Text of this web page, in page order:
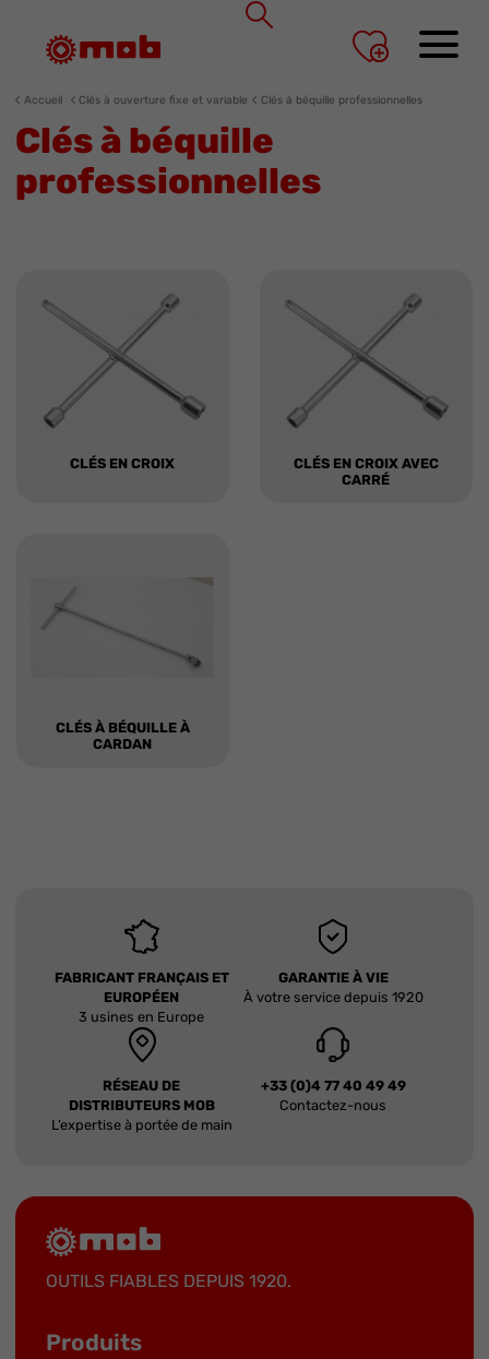
Accueil Clés à ouverture fixe et variable Clés à béquille professionnelles
Clés à béquille
professionnelles
CLÉS EN CROIX
CLÉS EN CROIX AVEC
CARRÉ
CLÉS À BÉQUILLE À
CARDAN
FABRICANT FRANÇAIS ET
EUROPÉEN
3 usines en Europe
GARANTIE À VIE
À votre service depuis 1920
RÉSEAU DE
DISTRIBUTEURS MOB
L’expertise à portée de main
+33 (0)4 77 40 49 49
Contactez-nous
OUTILS FIABLES DEPUIS 1920.
Produits